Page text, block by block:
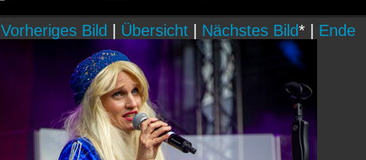
Vorheriges Bild Übersicht| Nächstes Bild* | Ende